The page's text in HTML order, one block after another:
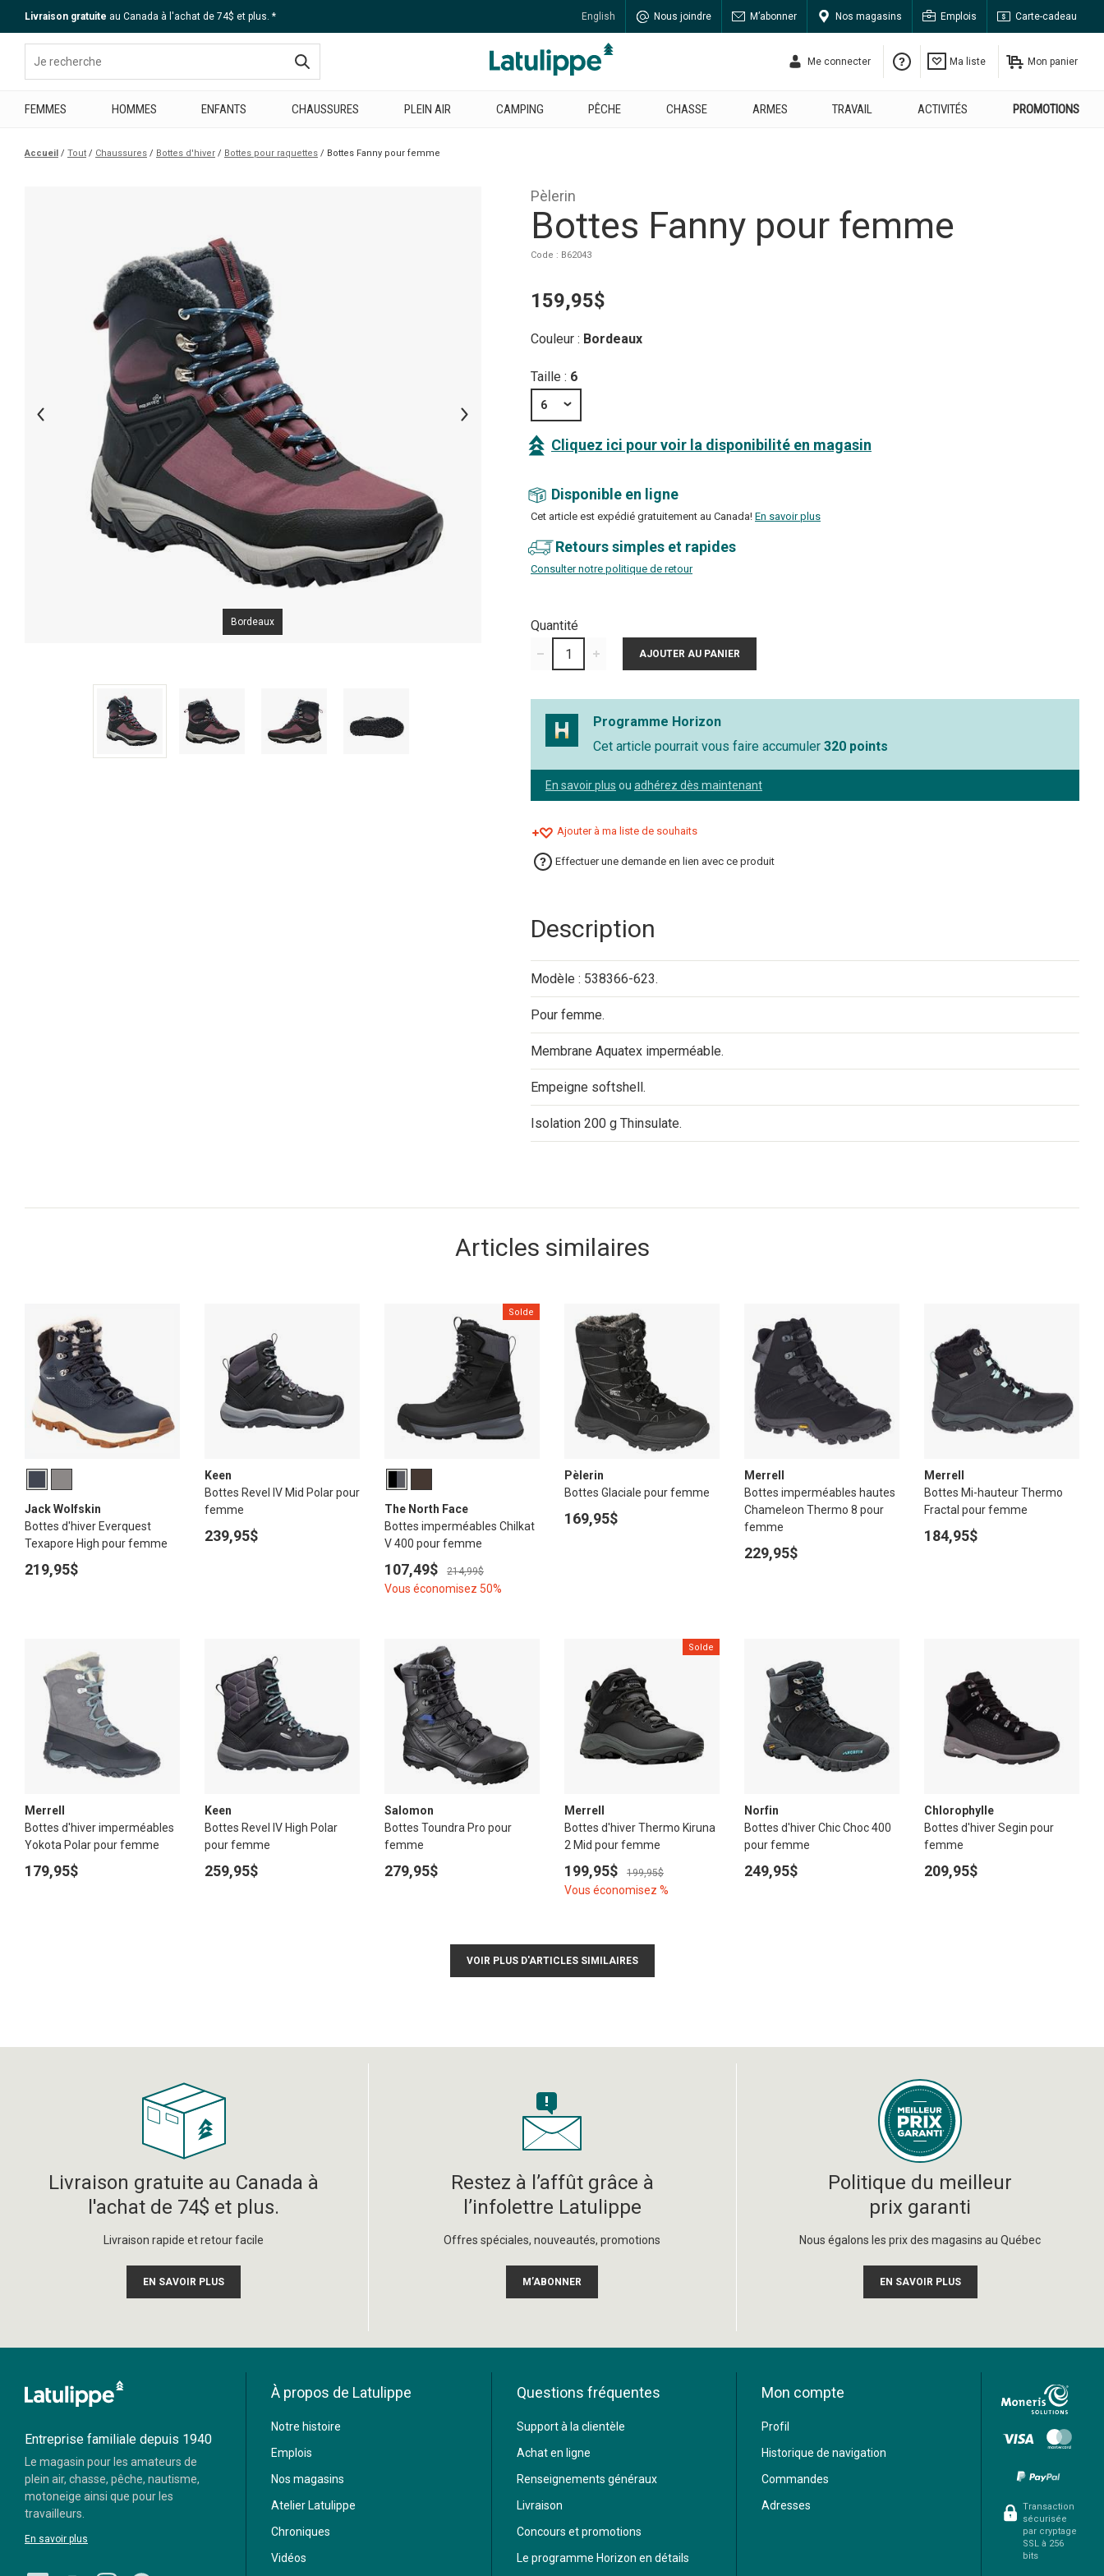
Livraison gratuite au Canada à l'achat de 74$ et plus. * English Nous joindre M’abonner Nos magasins Emplois Carte-cadeau
Me connecter
Aide Ma liste Mon panier
FEMMES HOMMES ENFANTS CHAUSSURES PLEIN AIR CAMPING PÊCHE CHASSE ARMES TRAVAIL ACTIVITÉS PROMOTIONS
Accueil Tout Chaussures Bottes d'hiver Bottes pour raquettes Bottes Fanny pour femme
Bordeaux
Pèlerin
Bottes Fanny pour femme
Code : B62043
159,95$
Couleur : Bordeaux
Taille : 6
6
Cliquez ici pour voir la disponibilité en magasin
Disponible en ligne
Cet article est expédié gratuitement au Canada! En savoir plus
Retours simples et rapides
Consulter notre politique de retour
Quantité
Programme Horizon
Cet article pourrait vous faire accumuler 320 points
En savoir plus ou adhérez dès maintenant
Ajouter à ma liste de souhaits
Effectuer une demande en lien avec ce produit
Description
Modèle : 538366-623.
Pour femme.
Membrane Aquatex imperméable.
Empeigne softshell.
Isolation 200 g Thinsulate.
Articles similaires
Jack Wolfskin
Bottes d'hiver Everquest
Texapore High pour femme
219,95$
Keen
Bottes Revel IV Mid Polar pour
femme
239,95$
Solde
The North Face
Bottes imperméables Chilkat
V 400 pour femme
107,49$ 214,99$
Vous économisez 50%
Pèlerin
Bottes Glaciale pour femme
169,95$
Merrell
Bottes imperméables hautes
Chameleon Thermo 8 pour
femme
229,95$
Merrell
Bottes Mi-hauteur Thermo
Fractal pour femme
184,95$
Merrell
Bottes d'hiver imperméables
Yokota Polar pour femme
179,95$
Keen
Bottes Revel IV High Polar
pour femme
259,95$
Salomon
Bottes Toundra Pro pour
femme
279,95$
Solde
Merrell
Bottes d'hiver Thermo Kiruna
2 Mid pour femme
199,95$ 199,95$
Vous économisez %
Norfin
Bottes d'hiver Chic Choc 400
pour femme
249,95$
Chlorophylle
Bottes d'hiver Segin pour
femme
209,95$
VOIR PLUS D'ARTICLES SIMILAIRES
Livraison gratuite au Canada à
l'achat de 74$ et plus.
Livraison rapide et retour facile
EN SAVOIR PLUS
Restez à l’affût grâce à
l’infolettre Latulippe
Offres spéciales, nouveautés, promotions
M’ABONNER
Politique du meilleur
prix garanti
Nous égalons les prix des magasins au Québec
EN SAVOIR PLUS
Visa Mastercard
Transaction
sécurisée
par cryptage
SSL à 256
bits
Entreprise familiale depuis 1940
Le magasin pour les amateurs de
plein air, chasse, pêche, nautisme,
motoneige ainsi que pour les
travailleurs.
En savoir plus
À propos de Latulippe
Notre histoire
Emplois
Nos magasins
Atelier Latulippe
Chroniques
Vidéos
Questions fréquentes
Support à la clientèle
Achat en ligne
Renseignements généraux
Livraison
Concours et promotions
Le programme Horizon en détails
Mon compte
Profil
Historique de navigation
Commandes
Adresses